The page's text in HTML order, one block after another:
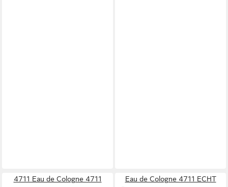
4711 Eau de Cologne 4711
Eau de Cologne 4711 ECHT